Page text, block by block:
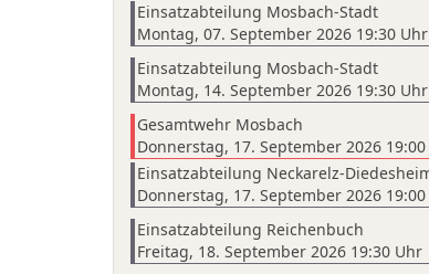
Einsatzabteilung Mosbach-Stadt
Montag, 07. September 2026 19:30 Uhr
Einsatzabteilung Mosbach-Stadt
Montag, 14. September 2026 19:30 Uhr
Gesamtwehr Mosbach
Donnerstag, 17. September 2026
Einsatzabteilung Neckarelz-
Donnerstag, 17. September 2026
Einsatzabteilung Reichenbuch
Freitag, 18. September 2026 19:30 Uhr